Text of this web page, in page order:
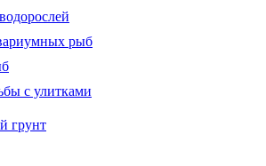
рыб
с улитками
грунт